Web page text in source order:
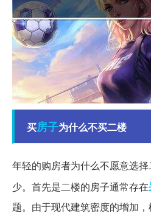
买房子为什么不买二楼
年轻的购房者为什么不愿意选
少。首先是二楼的房子通常存在
题。由于现代建筑密度的增加